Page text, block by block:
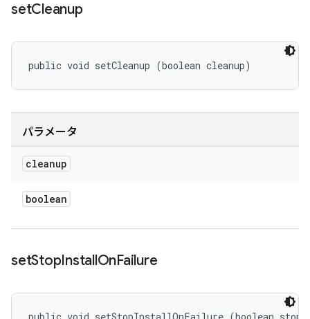
setCleanup
public void setCleanup (boolean cleanup)
パラメータ
cleanup
boolean
setStopInstallOnFailure